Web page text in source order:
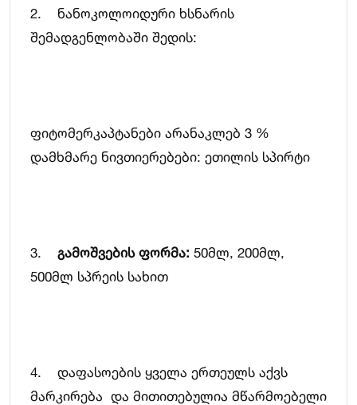
2. ნანოკოლოიდური ხსნარის
შემადგენლობაში შედის:
ფიტომერკაპტანები არანაკლებ 3 %
დამხმარე ნივთიერებები: ეთილის სპირტი
3. გამოშვების ფორმა: 50მლ, 200მლ,
500მლ სპრეის სახით
4. დაფასოების ყველა ერთეულს აქვს
მარკირება და მითითებულია მწარმოებელი